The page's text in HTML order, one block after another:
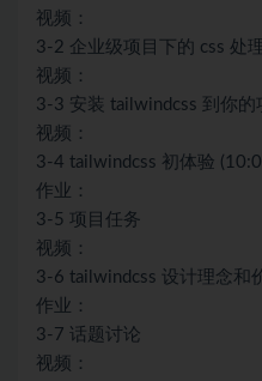
视频：
3-2 企业级项目下的 css 处
视频：
3-3 安装 tailwindcss 到你的
视频：
3-4 tailwindcss 初体验
作业：
3-5 项目任务
视频：
3-6 tailwindcss 设计理念和
作业：
3-7 话题讨论
视频：